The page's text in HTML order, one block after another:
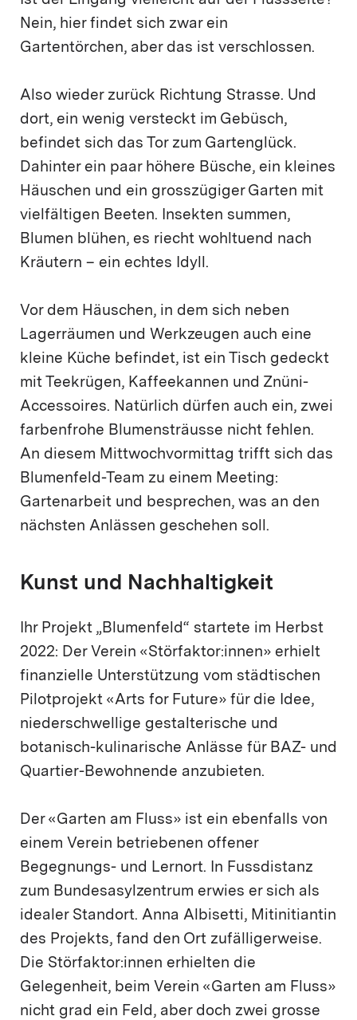
Nein, hier findet sich zwar ein
Gartentörchen, aber das ist verschlossen.
Also wieder zurück Richtung Strasse. Und
dort, ein wenig versteckt im Gebüsch,
befindet sich das Tor zum Gartenglück.
Dahinter ein paar höhere Büsche, ein kleines
Häuschen und ein grosszügiger Garten mit
vielfältigen Beeten. Insekten summen,
Blumen blühen, es riecht wohltuend nach
Kräutern – ein echtes Idyll.
Vor dem Häuschen, in dem sich neben
Lagerräumen und Werkzeugen auch eine
kleine Küche befindet, ist ein Tisch gedeckt
mit Teekrügen, Kaffeekannen und Znüni-
Accessoires. Natürlich dürfen auch ein, zwei
farbenfrohe Blumensträusse nicht fehlen.
An diesem Mittwochvormittag trifft sich das
Blumenfeld-Team zu einem Meeting:
Gartenarbeit und besprechen, was an den
nächsten Anlässen geschehen soll.
Kunst und Nachhaltigkeit
Ihr Projekt „Blumenfeld“ startete im Herbst
2022: Der Verein «Störfaktor:innen» erhielt
finanzielle Unterstützung vom städtischen
Pilotprojekt «Arts for Future» für die Idee,
niederschwellige gestalterische und
botanisch-kulinarische Anlässe für BAZ- und
Quartier-Bewohnende anzubieten.
Der «Garten am Fluss» ist ein ebenfalls von
einem Verein betriebenen offener
Begegnungs- und Lernort. In Fussdistanz
zum Bundesasylzentrum erwies er sich als
idealer Standort. Anna Albisetti, Mitinitiantin
des Projekts, fand den Ort zufälligerweise.
Die Störfaktor:innen erhielten die
Gelegenheit, beim Verein «Garten am Fluss»
nicht grad ein Feld, aber doch zwei grosse